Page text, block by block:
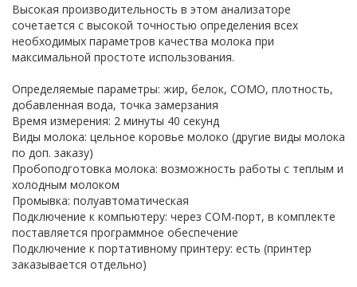
Высокая производительность в этом анализаторе
сочетается с высокой точностью определения всех
необходимых параметров качества молока при
максимальной простоте использования.
Определяемые параметры: жир, белок, СОМО, плотность,
добавленная вода, точка замерзания
Время измерения: 2 минуты 40 секунд
Виды молока: цельное коровье молоко (другие виды молока
по доп. заказу)
Пробоподготовка молока: возможность работы с теплым и
холодным молоком
Промывка: полуавтоматическая
Подключение к компьютеру: через COM-порт, в комплекте
поставляется программное обеспечение
Подключение к портативному принтеру: есть (принтер
заказывается отдельно)